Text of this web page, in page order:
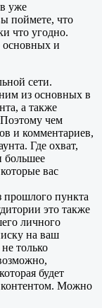
уже
поймете, что
что угодно.
основных и
сети.
из основных в
а также
чем
и комментариев,
Где охват,
большее
вас
прошлого пункта
это также
личного
на ваш
только
будет
контентом. Можно